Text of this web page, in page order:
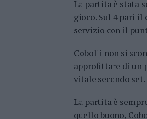
La partita è stata
gioco. Sul 4 pari il
servizio con il
Cobolli non si
approfittare di un
vitale secondo set.
La partita è
quello buono,